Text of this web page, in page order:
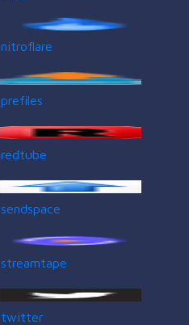
nitroflare
prefiles
redtube
sendspace
streamtape
twitter